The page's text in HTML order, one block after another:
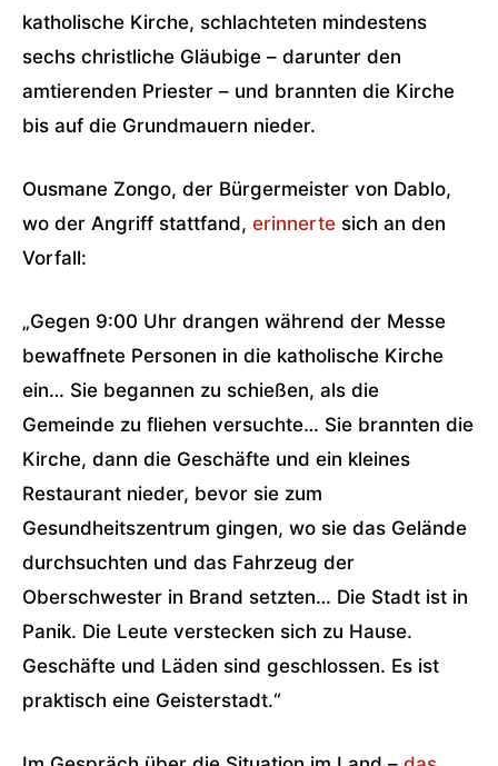
katholische Kirche, schlachteten mindestens
sechs christliche Gläubige – darunter den
amtierenden Priester – und brannten die Kirche
bis auf die Grundmauern nieder.
Ousmane Zongo, der Bürgermeister von Dablo,
wo der Angriff stattfand, erinnerte sich an den
Vorfall:
„Gegen 9:00 Uhr drangen während der Messe
bewaffnete Personen in die katholische Kirche
ein… Sie begannen zu schießen, als die
Gemeinde zu fliehen versuchte… Sie brannten die
Kirche, dann die Geschäfte und ein kleines
Restaurant nieder, bevor sie zum
Gesundheitszentrum gingen, wo sie das Gelände
durchsuchten und das Fahrzeug der
Oberschwester in Brand setzten… Die Stadt ist in
Panik. Die Leute verstecken sich zu Hause.
Geschäfte und Läden sind geschlossen. Es ist
praktisch eine Geisterstadt.“